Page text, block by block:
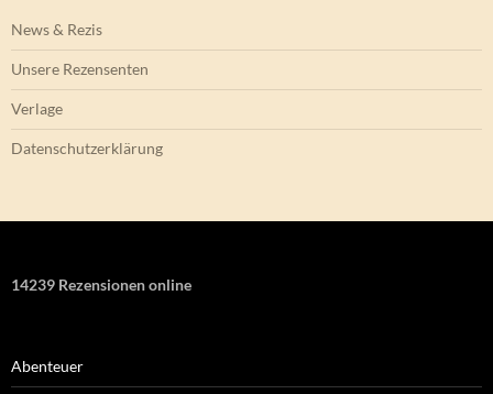
News & Rezis
Unsere Rezensenten
Verlage
Datenschutzerklärung
14239 Rezensionen online
Abenteuer